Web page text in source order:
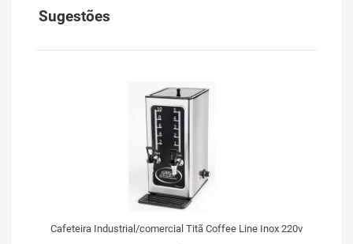
Sugestões
Cafeteira Industrial/comercial Titã Coffee Line Inox 220v